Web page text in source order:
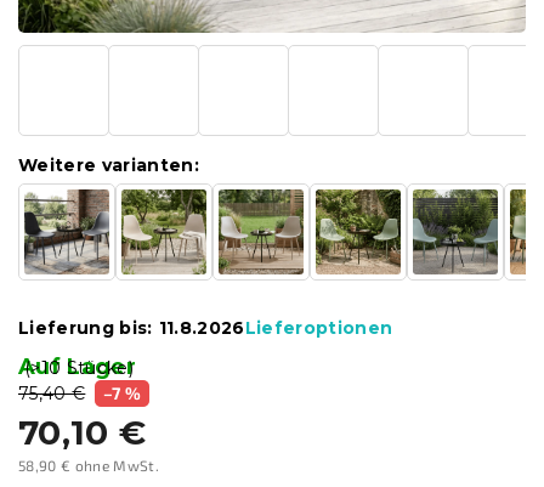
75,40 € –7 %
70,10 €
58,90 € ohne MwSt.
Auf Lager
(>10 Stücke)
Weitere varianten:
Lieferung bis: 11.8.2026Lieferoptionen